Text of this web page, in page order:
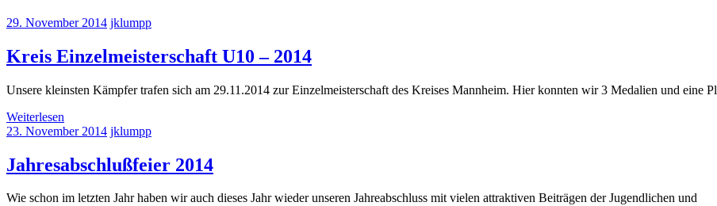
29. November 2014 jklumpp
Kreis Einzelmeisterschaft U10 – 2014
Unsere kleinsten Kämpfer trafen sich am 29.11.2014 zur Einzelmeisterschaft des Kreises Mannheim. Hier konnten wir 3 Medalien und eine
Weiterlesen
23. November 2014 jklumpp
Jahresabschlußfeier 2014
Wie schon im letzten Jahr haben wir auch dieses Jahr wieder unseren Jahreabschluss mit vielen attraktiven Beiträgen der Jugendlichen und